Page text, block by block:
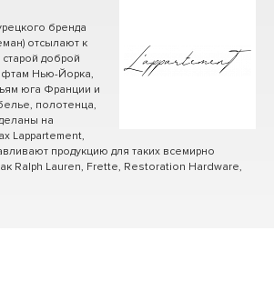
бренда
отсылают к
доброй
Нью-Йорка,
юга Франции и
полотенца,
на
Lappartement,
продукцию для таких всемирно
Ralph Lauren, Frette, Restoration Hardware,